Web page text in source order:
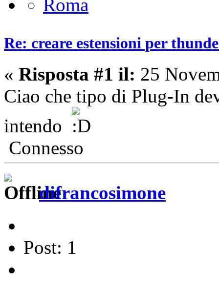
Re: creare estensioni per
« Risposta #1 il: 25
Ciao che tipo di Plug-In
intendo
Connesso
difrancosimone
Post: 1